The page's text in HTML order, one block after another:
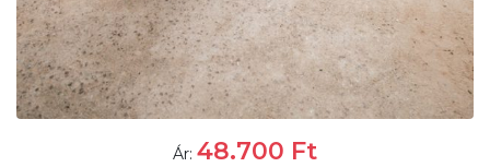
Ár: 48.700 Ft